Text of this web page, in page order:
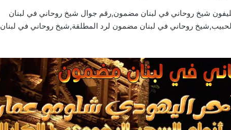
شيخ روحاني في لبنان مضمون,رقم جوال شيخ روحاني في لبنان
روحاني في لبنان مضمون لرد المطلقة,شيخ روحاني في لبنان